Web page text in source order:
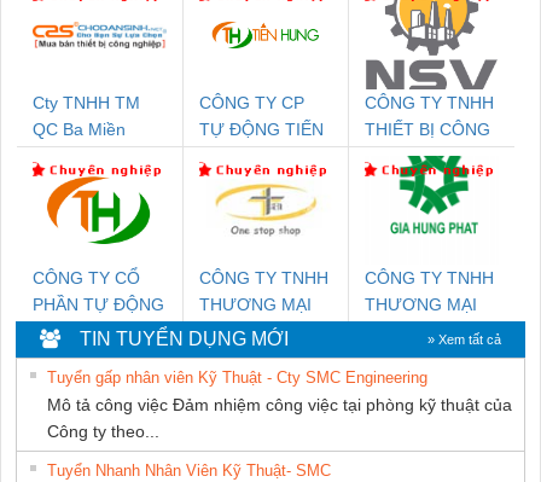
Cty TNHH TM
QC Ba Miền
CÔNG TY CP
TỰ ĐỘNG TIẾN
CÔNG TY TNHH
THIẾT BỊ CÔNG
NGHIỆP NIHON
SETSUBI VIỆT
CÔNG TY CỔ
PHẦN TỰ ĐỘNG
TIẾN HƯNG
CÔNG TY TNHH
THƯƠNG MẠI
THIÊN ÂN VIỆT
NAM
CÔNG TY TNHH
THƯƠNG MẠI
DỊCH VỤ KỸ
THUẬT ĐIỆN CƠ
GIA HƯNG
PHÁT
TIN TUYỂN DỤNG MỚI » Xem tất cả
Tuyển gấp nhân viên Kỹ Thuật - Cty SMC Engineering
Mô tả công việc Đảm nhiệm công việc tại phòng kỹ thuật của
Công ty theo...
Tuyển Nhanh Nhân Viên Kỹ Thuật- SMC